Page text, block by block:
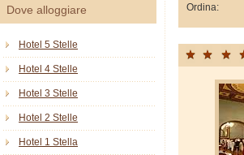
Ordina:
Dove alloggiare
Hotel 5 Stelle
Hotel 4 Stelle
Hotel 3 Stelle
Hotel 2 Stelle
Hotel 1 Stella